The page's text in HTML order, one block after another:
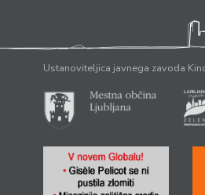
Ustanoviteljica javnega zavoda